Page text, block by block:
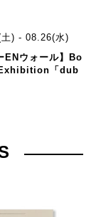
) - 08.26(水)
ENウォール】Bo
「dub